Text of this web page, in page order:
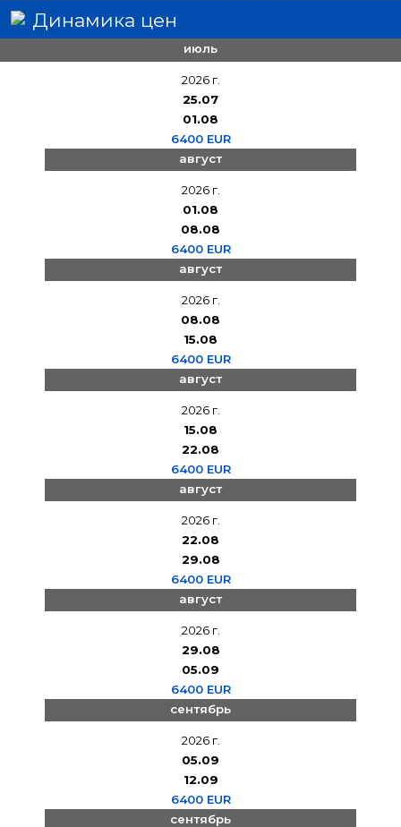
Динамика цен
июль
2026 г.
25.07
01.08
6400 EUR
август
2026 г.
01.08
08.08
6400 EUR
август
2026 г.
08.08
15.08
6400 EUR
август
2026 г.
15.08
22.08
6400 EUR
август
2026 г.
22.08
29.08
6400 EUR
август
2026 г.
29.08
05.09
6400 EUR
сентябрь
2026 г.
05.09
12.09
6400 EUR
сентябрь